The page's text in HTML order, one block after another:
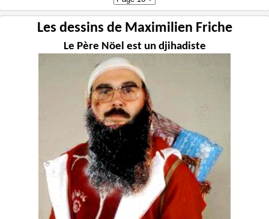
Les dessins de Maximilien Friche
Le Père Nöel est un djihadiste